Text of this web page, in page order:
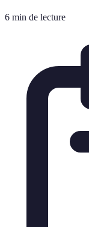
6 min de lecture